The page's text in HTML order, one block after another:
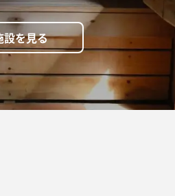
設を見る